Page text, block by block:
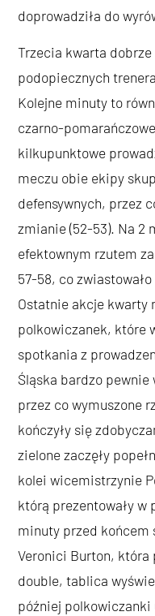
doprowadziła do
Trzecia kwarta dobrze
podopiecznych
Kolejne minuty to
czarno-
kilkupunktowe
meczu obie ekipy
defensywnych, przez
zmianie (52-53). Na 2
efektownym rzutem
57-58, co
Ostatnie akcje kwarty
polkowiczanek, które
spotkania z
Śląska bardzo pewnie
przez co wymuszone
kończyły się
zielone zaczęły
kolei wicemistrzynie
którą prezentowały w
minuty przed
Veronici Burton, która
double, tablica
później polkowiczanki